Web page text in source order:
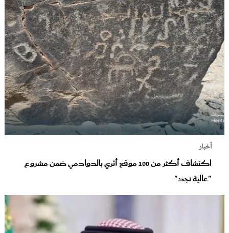
أخبار
اكتشاف أكثر من 100 موقع أثري بالدوادمي ضمن مشروع
"عالية نجد"